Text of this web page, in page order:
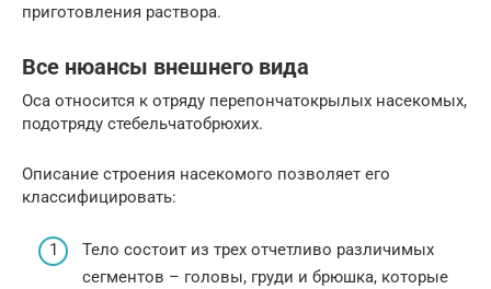
приготовления раствора.
Все нюансы внешнего вида
Оса относится к отряду перепончатокрылых насекомых,
подотряду стебельчатобрюхих.
Описание строения насекомого позволяет его
классифицировать:
Тело состоит из трех отчетливо различимых
сегментов – головы, груди и брюшка, которые